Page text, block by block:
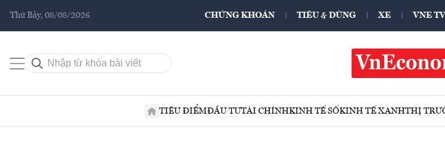
Thứ Bảy, 08/08/2026 CHỨNG KHOÁN TIÊU & DÙNG XE VNE TV
TIÊU ĐIỂMĐẦU TƯTÀI CHÍNHKINH TẾ SỐKINH TẾ XANHTHỊ